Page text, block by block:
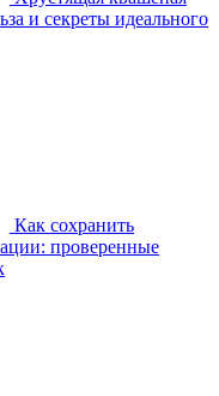
и секреты идеального
Как сохранить
проверенные